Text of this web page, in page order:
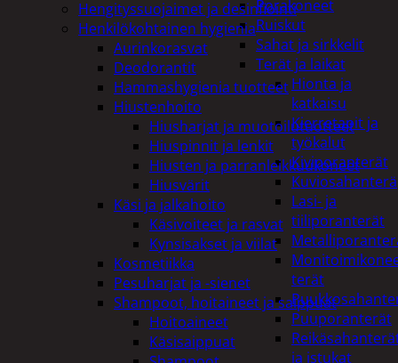
Porakoneet
Ruiskut
Sahat ja sirkkelit
Terät ja laikat
Hionta ja
katkaisu
Kierretapit ja
työkalut
Kiviporanterät
Kuviosahanterä
Lasi- ja
tiiliporanterät
terät
Puuporanterät
ja istukat
Hengityssuojaimet ja desinfiointi
Henkilökohtainen hygienia
Aurinkorasvat
Deodorantit
Hammashygienia tuotteet
Hiustenhoito
Hiusharjat ja muotoilutuotteet
Hiuspinnit ja lenkit
Hiusten ja parranleikkuukoneet
Hiusvärit
Käsi ja jalkahoito
Käsivoiteet ja rasvat
Kynsisakset ja viilat
Kosmetiikka
Pesuharjat ja -sienet
Shampoot, hoitaineet ja saippuat
Hoitoaineet
Käsisaippuat